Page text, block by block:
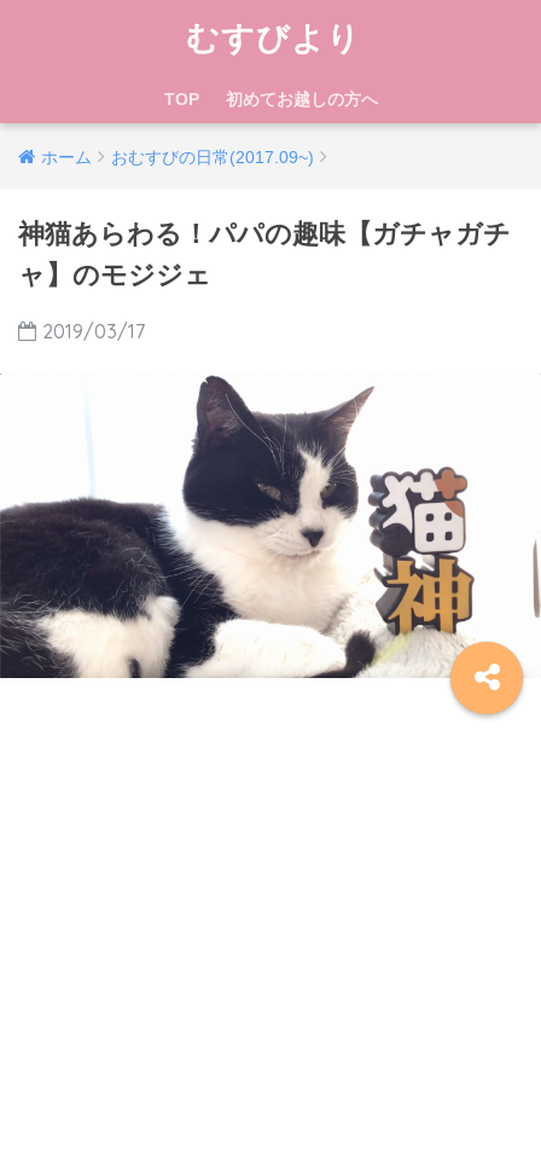
むすびより
TOP 初めてお越しの方へ
ホーム おむすびの日常(2017.09~)
神猫あらわる！パパの趣味【ガチャガチ
ャ】のモジジェ
2019/03/17